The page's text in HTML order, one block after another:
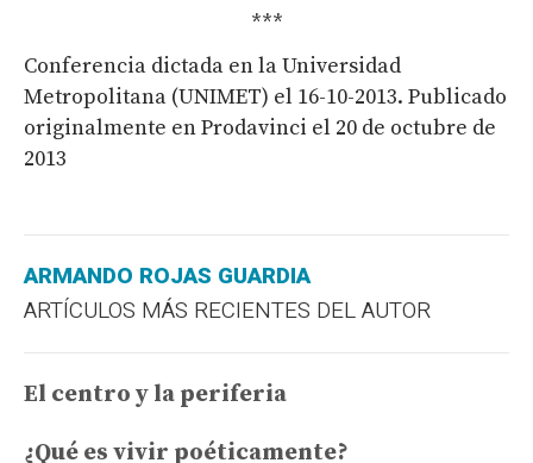
***
Conferencia dictada en la Universidad
Metropolitana (UNIMET) el 16-10-2013. Publicado
originalmente en Prodavinci el 20 de octubre de
2013
ARMANDO ROJAS GUARDIA
ARTÍCULOS MÁS RECIENTES DEL AUTOR
El centro y la periferia
¿Qué es vivir poéticamente?